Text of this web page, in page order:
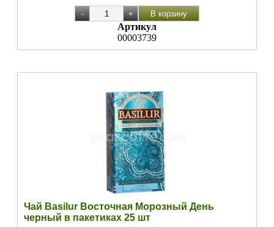
Артикул
00003739
Чай Basilur Восточная Морозный День
черный в пакетиках 25 шт